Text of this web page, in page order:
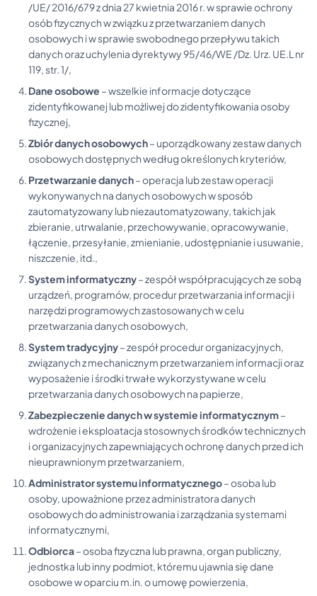
/UE/ 2016/679 z dnia 27 kwietnia 2016 r. w sprawie ochrony
osób fizycznych w związku z przetwarzaniem danych
osobowych i w sprawie swobodnego przepływu takich
danych oraz uchylenia dyrektywy 95/46/WE /Dz. Urz. UE.L nr
119, str. 1/,
Dane osobowe – wszelkie informacje dotyczące
zidentyfikowanej lub możliwej do zidentyfikowania osoby
fizycznej,
Zbiór danych osobowych– uporządkowany zestaw danych
osobowych dostępnych według określonych kryteriów,
Przetwarzanie danych– operacja lub zestaw operacji
wykonywanych na danych osobowych w sposób
zautomatyzowany lub niezautomatyzowany, takich jak
zbieranie, utrwalanie, przechowywanie, opracowywanie,
łączenie, przesyłanie, zmienianie, udostępnianie i usuwanie,
niszczenie, itd.,
System informatyczny– zespół współpracujących ze sobą
urządzeń, programów, procedur przetwarzania informacji i
narzędzi programowych zastosowanych w celu
przetwarzania danych osobowych,
System tradycyjny– zespół procedur organizacyjnych,
związanych z mechanicznym przetwarzaniem informacji oraz
wyposażenie i środki trwałe wykorzystywane w celu
przetwarzania danych osobowych na papierze,
Zabezpieczenie danych w systemie informatycznym–
wdrożenie i eksploatacja stosownych środków technicznych
i organizacyjnych zapewniających ochronę danych przed ich
nieuprawnionym przetwarzaniem,
Administrator systemu informatycznego– osoba lub
osoby, upoważnione przez administratora danych
osobowych do administrowania i zarządzania systemami
informatycznymi,
Odbiorca– osoba fizyczna lub prawna, organ publiczny,
jednostka lub inny podmiot, któremu ujawnia się dane
osobowe w oparciu m.in. o umowę powierzenia,